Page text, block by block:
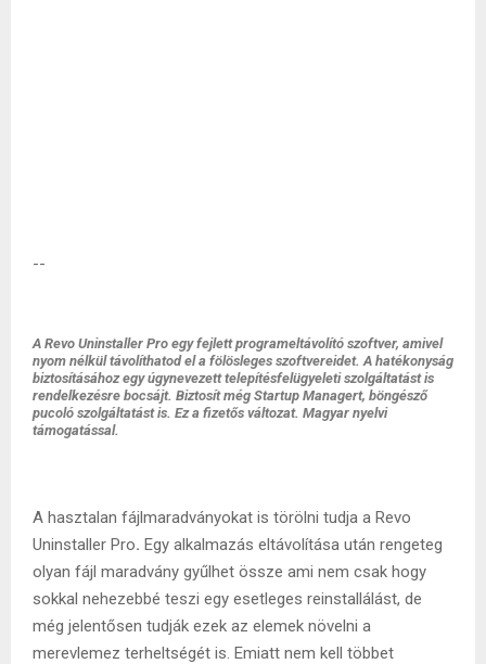
--
A Revo Uninstaller Pro egy fejlett programeltávolító szoftver, amivel
nyom nélkül távolíthatod el a fölösleges szoftvereidet. A hatékonyság
biztosításához egy úgynevezett telepítésfelügyeleti szolgáltatást is
rendelkezésre bocsájt. Biztosít még Startup Managert, böngésző
pucoló szolgáltatást is. Ez a fizetős változat. Magyar nyelvi
támogatással.
A hasztalan fájlmaradványokat is törölni tudja a Revo
Uninstaller Pro. Egy alkalmazás eltávolítása után rengeteg
olyan fájl maradvány gyűlhet össze ami nem csak hogy
sokkal nehezebbé teszi egy esetleges reinstallálást, de
még jelentősen tudják ezek az elemek növelni a
merevlemez terheltségét is. Emiatt nem kell többet